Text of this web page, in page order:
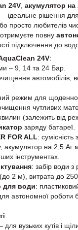
24V акумулятор на
– ідеальне рішення для
просто любителів
повну
підключення до
24V:
– 9, 14 та 24 Бар.
автомобілів,
режим для
чутливих
(залежить від
заряду батареї.
FOR ALL: сумісність
акумулятор на 2,5 Аг
інструментах.
: забір води
2 м), витрата до 250
для води:
автономної роботи
:
вузьких кутів і